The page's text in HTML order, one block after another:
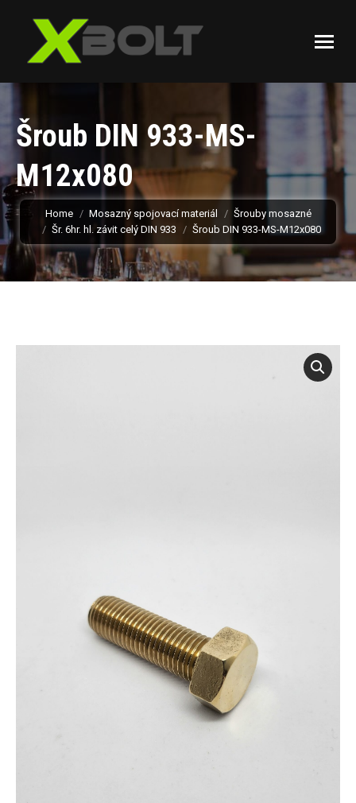
Šroub DIN 933-MS-
M12x080
You are here:
Home Mosazný spojovací materiál
Šrouby mosazné
Šr. 6hr. hl. závit celý DIN 933
Šroub DIN 933-MS-M12x080